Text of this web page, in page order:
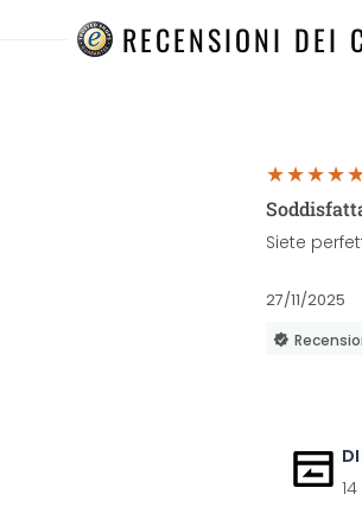
RECENSIONI DEI
Siete
27/11/2025